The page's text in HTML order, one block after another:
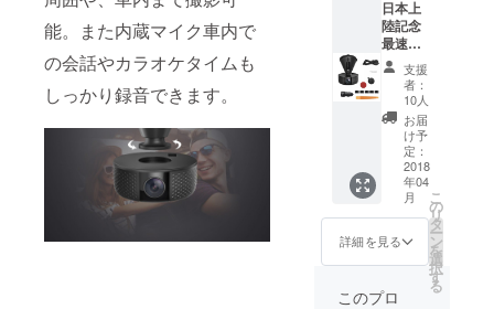
能。また内蔵マイク車内で
の会話やカラオケタイムも
しっかり録音できます。
します
日本上
陸記念
最速入
手特別
価格
（5,000
円
OFF）
VAVA
DASH
CAM
VA-
CD001
1セット
支援
者：
10人
お届
け予
定：
2018
年04
月
詳細を見る
こ
の
リ
タ
ー
ン
を
選
択
す
る
このプロ